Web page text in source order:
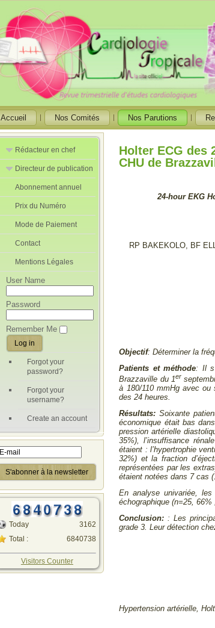
Accueil Nos Comités Nos Parutions
Rédacteur en chef
Rédacteurs en
Chef Adjoint
Directeur de publication
Directeur de
publication
adjoint
Abonnement annuel
Prix du Numéro
Mode de Paiement
Contact
Mentions Légales
User Name
Password
Remember Me
Forgot your
password?
Forgot your
username?
Create an account
Today
Total :
3162
6840738
Visitors Counter
Holter ECG des
CHU de
24-hour EKG
RP BAKEKOLO, BF
Objectif:Déterminer la
Patients et méthode: Il
Brazzaville du 1er
à 180/110 mmHg avec ou
des 24 heures.
Résultats:Soixante
économique était bas
pression artérielle
35%), l’insuffisance
étaient : l’hypertrophie
32%) et la fraction
représentées par les
étaient notées dans 7 cas
En analyse univariée,
échographique (n=25,
Conclusion: :Les
grade 3. Leur détection
Hypertension artérielle,